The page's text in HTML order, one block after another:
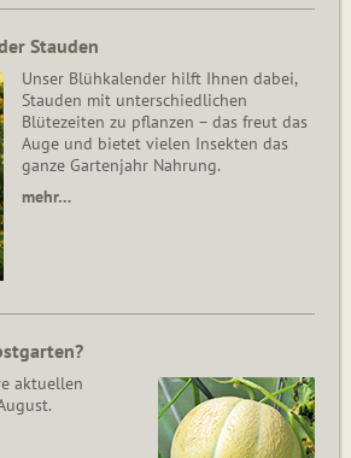
Stauden
Unser Blühkalender hilft Ihnen dabei,
Stauden mit unterschiedlichen
Blütezeiten zu pflanzen – das freut das
Auge und bietet vielen Insekten das
ganze Gartenjahr Nahrung.
mehr…
aktuellen